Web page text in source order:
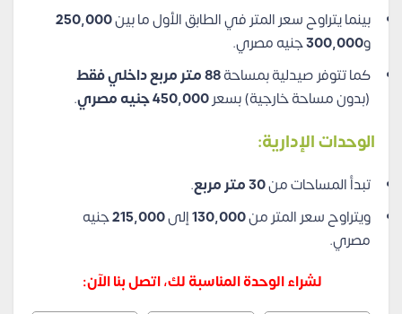
بينما يتراوح سعر المتر في الطابق الأول ما بين250,000
و300,000جنيه مصري.
كما تتوفر صيدلية بمساحة88 متر مربع داخلي فقط
(بدون مساحة خارجية) بسعر450,000 جنيه مصري .
الوحدات الإدارية:
تبدأ المساحات من30 متر مربع
.
ويتراوح سعر المتر من130,000إلى215,000جنيه
مصري.
لشراء الوحدة المناسبة لك، اتصل بنا الآن: